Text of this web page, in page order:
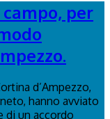
per
d’Ampezzo,
hanno avviato
di un accordo